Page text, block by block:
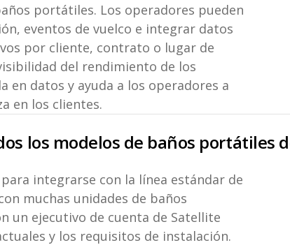
portátiles. Los operadores pueden
eventos de vuelco e integrar datos
por cliente, contrato o lugar de
del rendimiento de los
en datos y ayuda a los operadores a
en los clientes.
los modelos de baños portátiles
integrarse con la línea estándar de
muchas unidades de baños
un ejecutivo de cuenta de Satellite
y los requisitos de instalación.